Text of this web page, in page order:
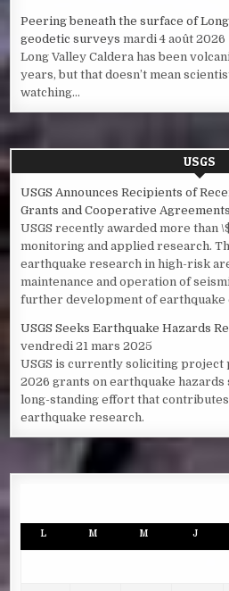
Peering beneath the surface of
geodetic surveys mardi 4 août 2026
Long Valley Caldera has been
years, but that doesn’t mean
watching...
USGS
USGS Announces Recipients of
Grants and Cooperative Agreements
USGS recently awarded more than
monitoring and applied research.
earthquake research in high-risk
maintenance and operation of
further development of earthquake
USGS Seeks Earthquake Hazards
vendredi 21 mars 2025
USGS is currently soliciting project
2026 grants on earthquake hazards
long-standing effort that
earthquake research.
L M M J